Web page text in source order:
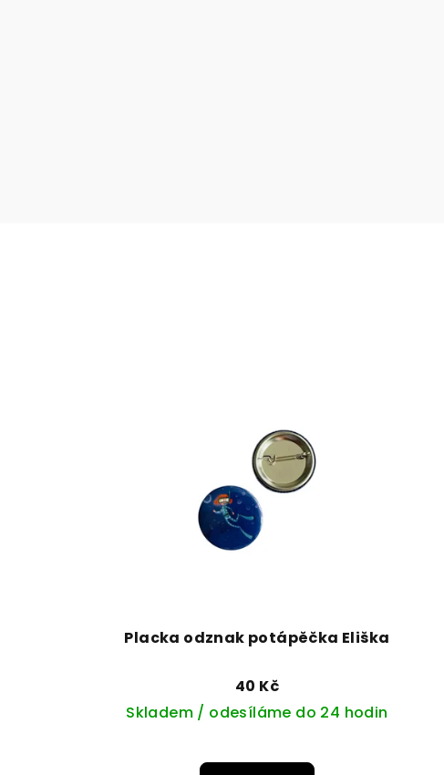
Placka odznak potápěčka Eliška
40 Kč
Skladem / odesíláme do 24 hodin